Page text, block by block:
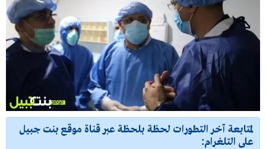
لمتابعة آخر التطورات لحظة بلحظة عبر قناة موقع بنت جبيل
على التلغرام: